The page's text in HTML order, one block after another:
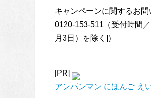
キャンペーンに関するお
0120-153-511（受付時間
月3日）を除く]）
[PR]
アンパンマン にほんご え